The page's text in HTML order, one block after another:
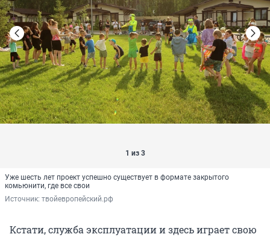
1 из 3
Уже шесть лет проект успешно существует в формате закрытого
комьюнити, где все свои
Источник: твойевропейский.рф
Кстати, служба эксплуатации и здесь играет свою